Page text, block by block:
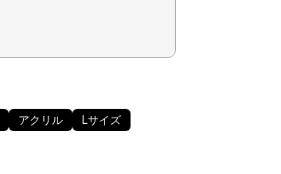
アクリル
Lサイズ